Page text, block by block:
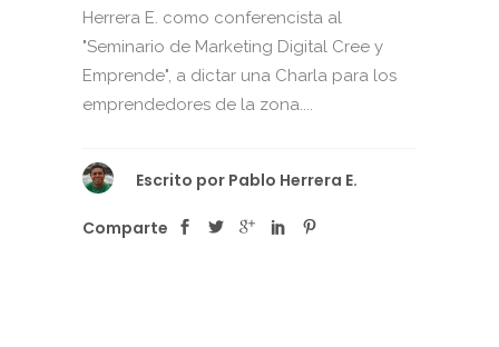
Herrera E. como conferencista al
"Seminario de Marketing Digital Cree y
Emprende", a dictar una Charla para los
emprendedores de la zona....
Escrito por Pablo Herrera E.
Comparte